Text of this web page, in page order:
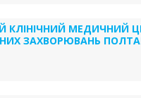
КЛІНІЧНИЙ МЕДИЧНИЙ
ЗАХВОРЮВАНЬ